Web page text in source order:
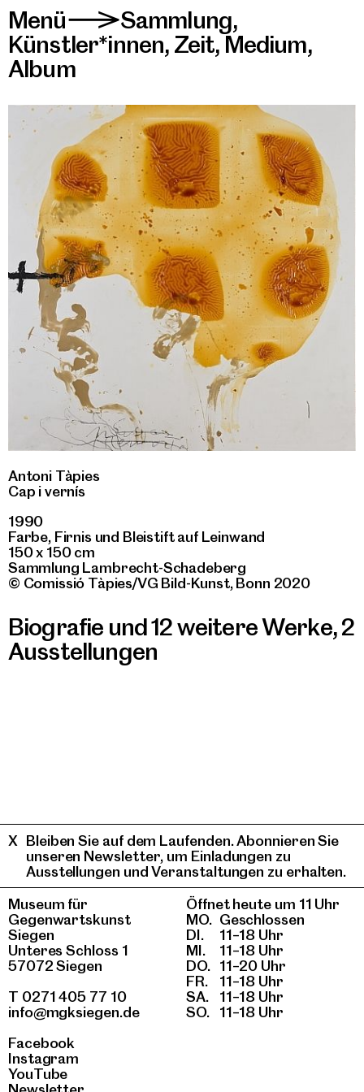
Menü>Sammlung,
Künstler*innen, Zeit, Medium,
Album
Antoni Tàpies
Cap i vernís
1990
Farbe, Firnis und Bleistift auf Leinwand
150 x 150 cm
Sammlung Lambrecht-Schadeberg
© Comissió Tàpies/VG Bild-Kunst, Bonn 2020
Biografie und 12 weitere Werke,2
Ausstellungen
Museum für
Gegenwartskunst
Siegen
Unteres Schloss 1
57072 Siegen
T 0271 405 77 10
info@mgksiegen.de
Facebook
Instagram
YouTube
Öffnet heute um 11 Uhr
MO. Geschlossen
DI.
11–18 Uhr
MI.
11–18 Uhr
DO. 11–20 Uhr
FR.
11–18 Uhr
SA.
11–18 Uhr
SO.
11–18 Uhr
Bleiben Sie auf dem Laufenden. Abonnieren Sie
unseren Newsletter, um Einladungen zu
Ausstellungen und Veranstaltungen zu erhalten.